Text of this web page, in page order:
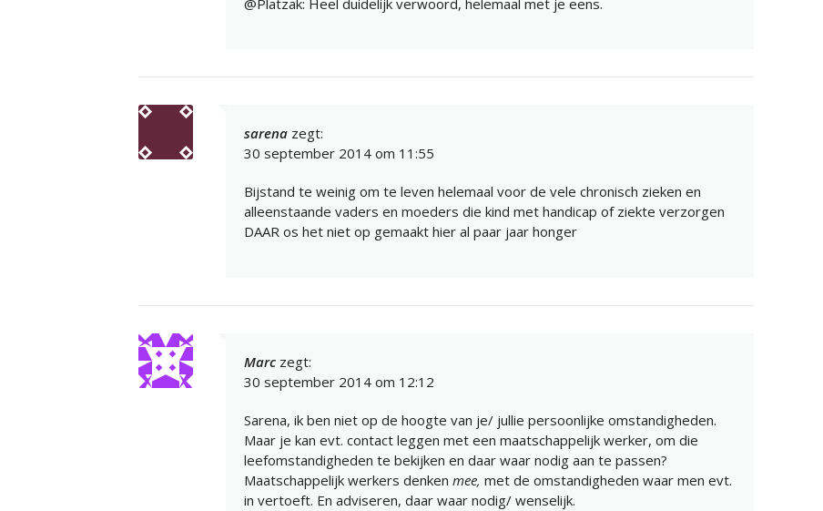
sarena zegt:
30 september 2014 om 11:55
Bijstand te weinig om te leven helemaal voor de vele chronisch zieken en
alleenstaande vaders en moeders die kind met handicap of ziekte verzorgen
DAAR os het niet op gemaakt hier al paar jaar honger
Marc zegt:
30 september 2014 om 12:12
Sarena, ik ben niet op de hoogte van je/ jullie persoonlijke omstandigheden.
Maar je kan evt. contact leggen met een maatschappelijk werker, om die
leefomstandigheden te bekijken en daar waar nodig aan te passen?
Maatschappelijk werkers denken mee, met de omstandigheden waar men evt.
in vertoeft. En adviseren, daar waar nodig/ wenselijk.